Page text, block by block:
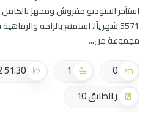
5571 شهرياً!، استمتع بالراحة
مجموعة من
0
1
51.30 m2
ر.الطابق 10